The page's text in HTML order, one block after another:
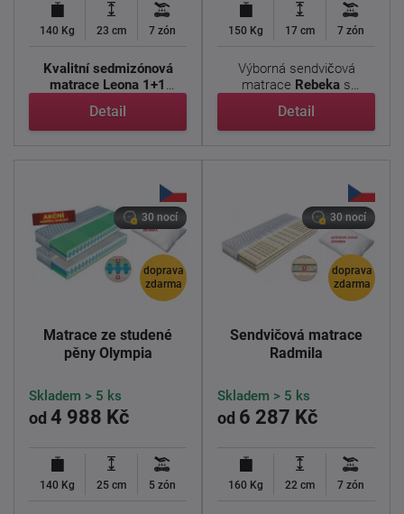
140 Kg 23 cm 7 zón
Kvalitní sedmizónová
matrace Leona 1+1
Detail
150 Kg 17 cm 7 zón
Výborná sendvičová
matrace Rebeka s
...
Detail
doprava
zdarma
30 nocí
Matrace ze studené
pěny Olympia
od 4 988 Kč
Skladem > 5 ks
140 Kg 25 cm 5 zón
doprava
zdarma
30 nocí
Sendvičová matrace
Radmila
od 6 287 Kč
Skladem > 5 ks
160 Kg 22 cm 7 zón